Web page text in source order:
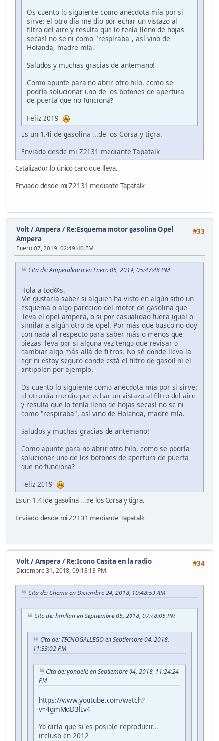
Os cuento lo siguiente como anécdota mía por si
sirve: el otro día me dio por echar un vistazo al
filtro del aire y resulta que lo tenía lleno de hojas
secas! no se ni como "respiraba", así vino de
Holanda, madre mía.
Saludos y muchas gracias de antemano!
Como apunte para no abrir otro hilo, como se
podría solucionar uno de los botones de apertura
de puerta que no funciona?
Feliz 2019
Es un 1.4i de gasolina ...de los Corsa y tigra.
Enviado desde mi Z2131 mediante Tapatalk
Catalizador lo único caro que lleva.
Enviado desde mi Z2131 mediante Tapatalk
#33
Volt / Ampera / Re:Esquema motor gasolina Opel
Ampera
Enero 07, 2019, 02:49:40 PM
Cita de: Amperalvaro en Enero 05, 2019, 05:47:48 PM
Hola a tod@s.
Me gustaría saber si alguien ha visto en algún sitio un
esquema o algo parecido del motor de gasolina que
lleva el opel ampera, o si por casualidad fuera igual o
similar a algún otro de opel. Por más que busco no doy
con nada al respecto para saber más o menos que
piezas lleva por si alguna vez tengo que revisar o
cambiar algo más allá de filtros. No sé donde lleva la
egr ni estoy seguro donde está el filtro de gasoil ni el
antipolen por ejemplo.
Os cuento lo siguiente como anécdota mía por si sirve:
el otro día me dio por echar un vistazo al filtro del aire
y resulta que lo tenía lleno de hojas secas! no se ni
como "respiraba", así vino de Holanda, madre mía.
Saludos y muchas gracias de antemano!
Como apunte para no abrir otro hilo, como se podría
solucionar uno de los botones de apertura de puerta
que no funciona?
Feliz 2019
Es un 1.4i de gasolina ...de los Corsa y tigra.
Enviado desde mi Z2131 mediante Tapatalk
#34
Volt / Ampera / Re:Icono Casita en la radio
Diciembre 31, 2018, 09:18:13 PM
Cita de: Chema en Diciembre 24, 2018, 10:48:59 AM
Cita de: hmillan en Septiembre 05, 2018, 07:48:05 PM
Cita de: TECNOGALLEGO en Septiembre 04, 2018,
11:33:02 PM
Cita de: yondelis en Septiembre 04, 2018, 11:24:24
PM
https://www.youtube.com/watch?
v=4gmMdD3lIv4
Yo diría que si es posible reproducir...
incluso en 2012